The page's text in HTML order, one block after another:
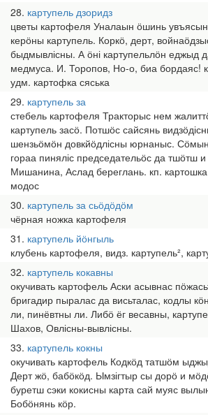
28 картупель дзоридз
цветы картофеля Уналаын ӧшинь
керӧны картупель. Коркӧ, дерт,
быдмывлісны. А ӧні картупельлӧн еджыд
медмуса. И. Торопов, Но-о, биа бордаяс!
удм. картофка сяська
29 картупель за
стебель картофеля Тракторыс нем
картупель засӧ. Потшӧс сайсянь
шензьӧмӧн довкйӧдлісны юрнаныс.
гораа пиняліс председательӧс да тшӧтш и
Мишанина, Аслад береглань. кп.
модос
30 картупель за сьӧдӧдӧм
чёрная ножка картофеля
31 картупель йӧнгыль
клубень картофеля, видз. картупель²,
32 картупель кокавны
окучивать картофель Аски асывнас
бригадир пыралас да висьталас, кодлы
ли, пинёвтны ли. Либӧ ёг весавны,
Шахов, Овлісны-вывлісны.
33 картупель кокны
окучивать картофель Кодкӧд татшӧм
Дерт жӧ, бабӧкӧд. Ымзігтыр сы дорӧ и
буретш сэки кокисны карта сай муяс
Бобӧнянь кӧр.